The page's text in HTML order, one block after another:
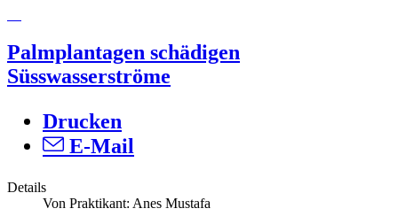
Palmplantagen schädigen
Süsswasserströme
Drucken
E-Mail
Details
Von Praktikant: Anes Mustafa